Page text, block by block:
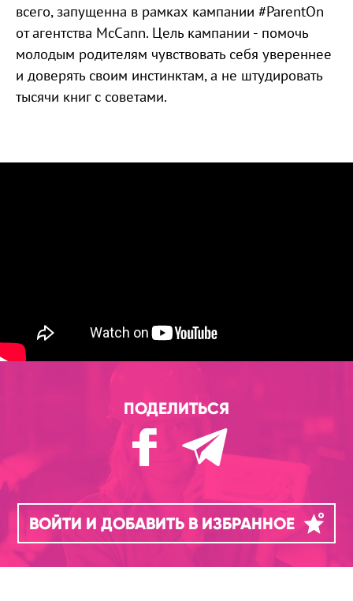
всего, запущенна в рамках кампании #ParentOn
от агентства McCann. Цель кампании - помочь
молодым родителям чувствовать себя увереннее
и доверять своим инстинктам, а не штудировать
тысячи книг с советами.
ПОДЕЛИТЬСЯ
ВОЙТИ И ДОБАВИТЬ В ИЗБРАННОЕ